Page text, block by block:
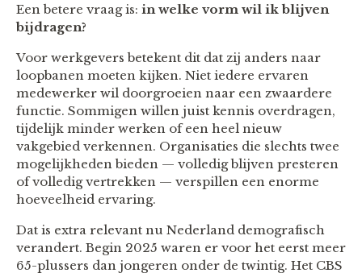
Een betere vraag is: in welke vorm wil ik blijven
bijdragen?
Voor werkgevers betekent dit dat zij anders naar
loopbanen moeten kijken. Niet iedere ervaren
medewerker wil doorgroeien naar een zwaardere
functie. Sommigen willen juist kennis overdragen,
tijdelijk minder werken of een heel nieuw
vakgebied verkennen. Organisaties die slechts twee
mogelijkheden bieden — volledig blijven presteren
of volledig vertrekken — verspillen een enorme
hoeveelheid ervaring.
Dat is extra relevant nu Nederland demografisch
verandert. Begin 2025 waren er voor het eerst meer
65-plussers dan jongeren onder de twintig. Het CBS